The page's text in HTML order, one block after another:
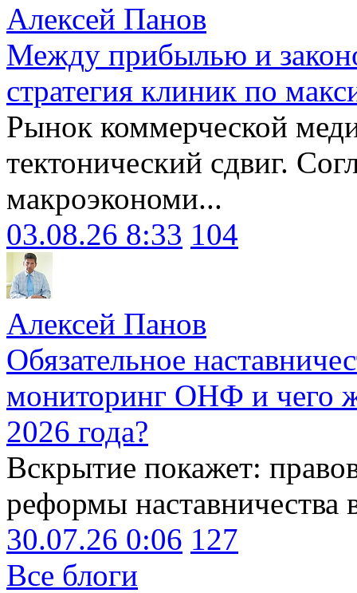
Алексей Панов
Между прибылью и
стратегия клиник по
Рынок коммерческой
тектонический сдвиг.
макроэкономи...
03.08.26 8:33 104
Алексей Панов
Обязательное
мониторинг ОНФ и чего
2026 года?
Вскрытие покажет:
реформы наставничества
30.07.26 0:06 127
Все блоги